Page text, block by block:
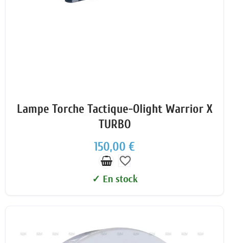
Lampe Torche Tactique-Olight Warrior X
TURBO
150,00 €
favorite_border
✓ En stock